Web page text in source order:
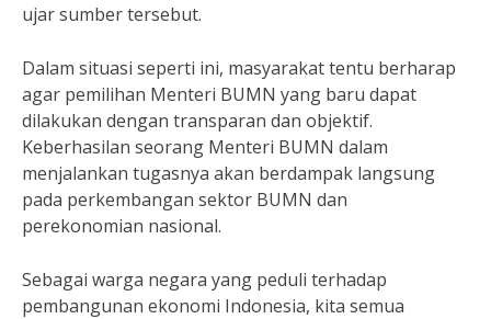
ujar sumber tersebut.
Dalam situasi seperti ini, masyarakat tentu berharap
agar pemilihan Menteri BUMN yang baru dapat
dilakukan dengan transparan dan objektif.
Keberhasilan seorang Menteri BUMN dalam
menjalankan tugasnya akan berdampak langsung
pada perkembangan sektor BUMN dan
perekonomian nasional.
Sebagai warga negara yang peduli terhadap
pembangunan ekonomi Indonesia, kita semua